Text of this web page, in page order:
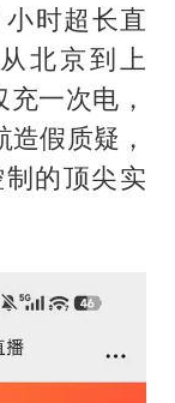
赛决赛
泰国：高度重视中国游客旅游体验
雨
换
构建更高水平的全民健身公共服务体系
时超长直
北京到上
一次电，
假质疑，
的顶尖实